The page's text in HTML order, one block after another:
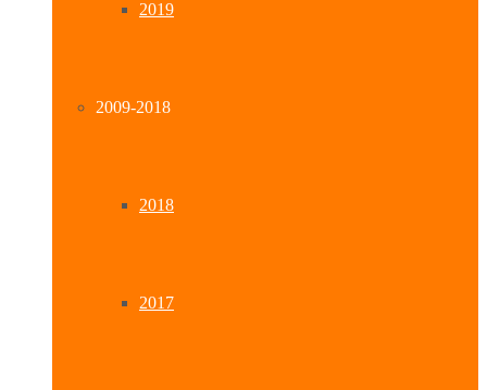
2019
2009-2018
2018
2017